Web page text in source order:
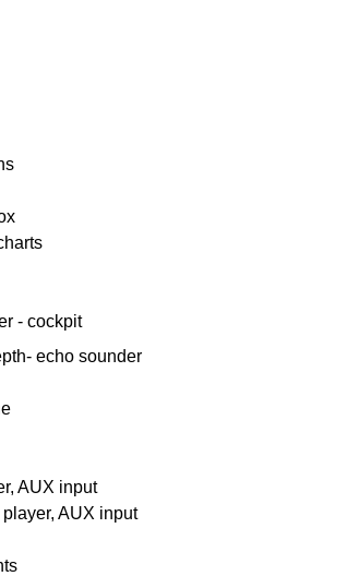
- cockpit
echo sounder
AUX input
AUX input